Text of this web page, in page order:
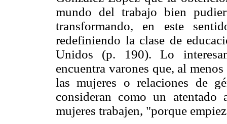
mundo del trabajo bien
transformando, en este
redefiniendo la clase de
Unidos (p. 190). Lo
encuentra varones que, al
las mujeres o relaciones de
consideran como un
mujeres trabajen, "porque